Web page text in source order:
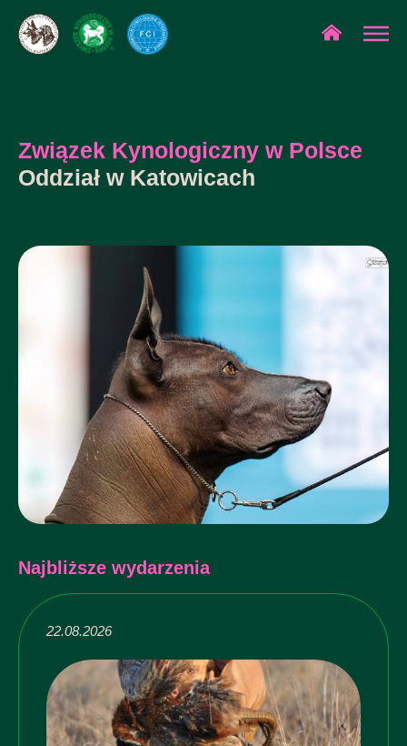
Związek Kynologiczny w Polsce
Oddział w Katowicach
Najbliższe wydarzenia
22.08.2026